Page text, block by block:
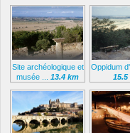
Site archéologique et
musée ... 13.4 km
Oppidum
15.5